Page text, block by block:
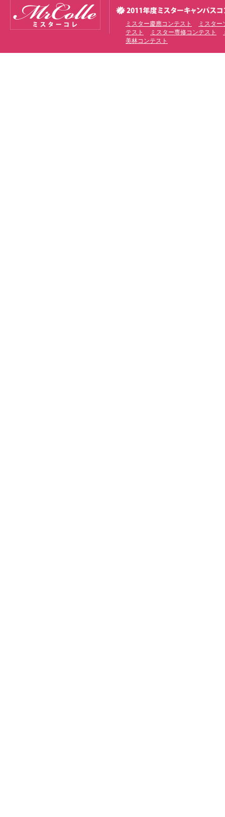
ミスター慶應コンテスト
ミスタ
テスト
ミスター専修コンテスト
美林コンテスト